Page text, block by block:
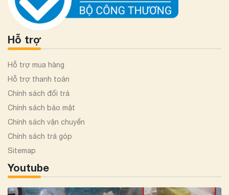
Hỗ trợ
Hỗ trợ mua hàng
Hỗ trợ thanh toán
Chính sách đổi trả
Chính sách bảo mật
Chính sách vận chuyển
Chính sách trả góp
Sitemap
Youtube